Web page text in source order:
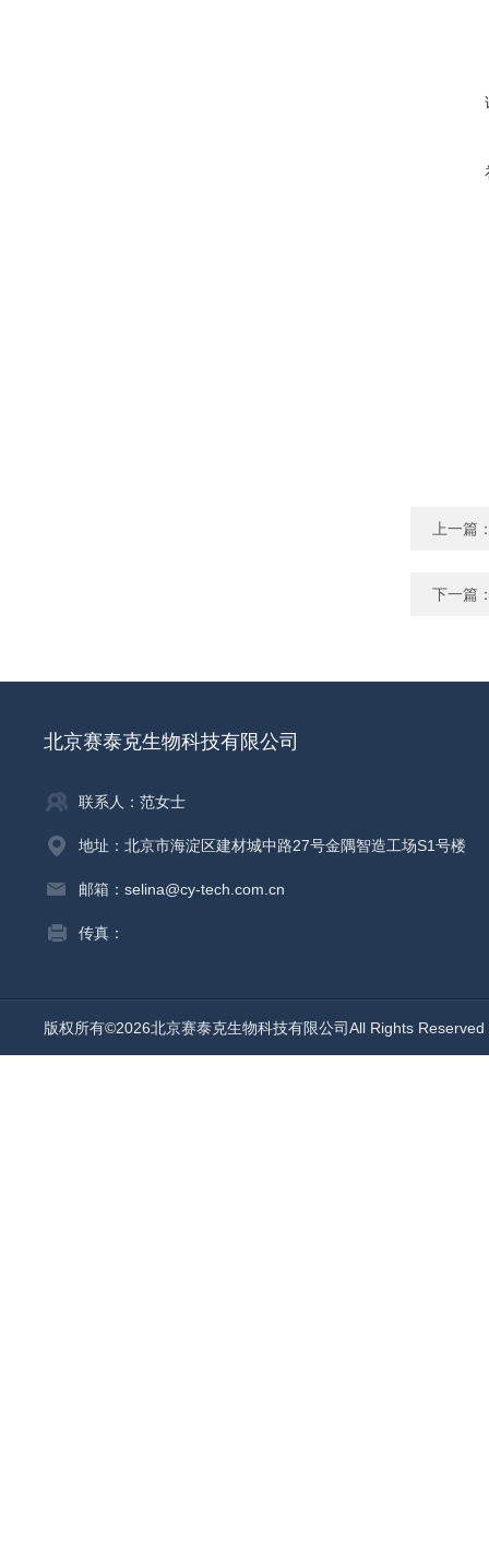
上一篇
下一篇
北京赛泰克生物科技有限公司
联系人：范女士
地址：北京市海淀区建材城中路27号金隅智造工场S1号楼
邮箱：selina@cy-tech.com.cn
传真：
版权所有©2026北京赛泰克生物科技有限公司All Rights